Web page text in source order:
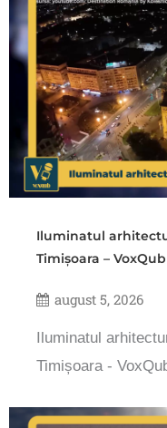
Iluminatul
Timișoara – VoxQub
august 5, 2026
Iluminatul
Timișoara -